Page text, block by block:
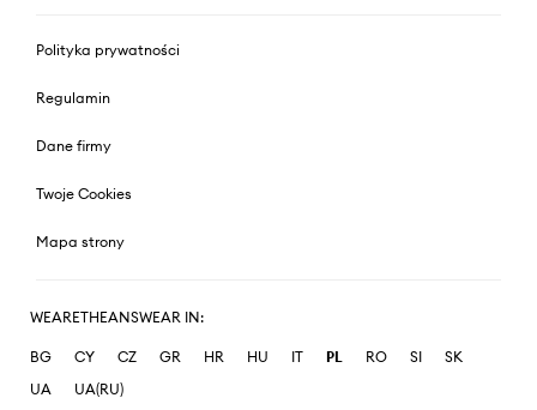
Polityka prywatności
Regulamin
Dane firmy
Twoje Cookies
Mapa strony
WEARETHEANSWEAR IN:
BG CY CZ GR HR HU IT PL RO SI
SK
UA
UA(RU)